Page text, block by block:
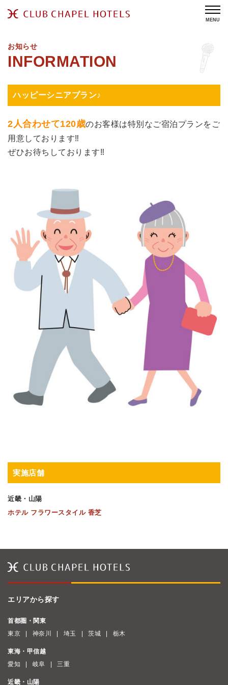
MENU
お知らせ
ハッピーシニアプラン♪
2人合わせて120歳のお客様は特別なご宿泊プランをご
用意しております‼
ぜひお待ちしております‼
実施店舗
近畿・山陽
ホテル フラワースタイル 香芝
エリアから探す
首都圏・関東
東京
神奈川 埼玉 茨城 栃木
東海・甲信越
愛知
岐阜 三重
近畿・山陽